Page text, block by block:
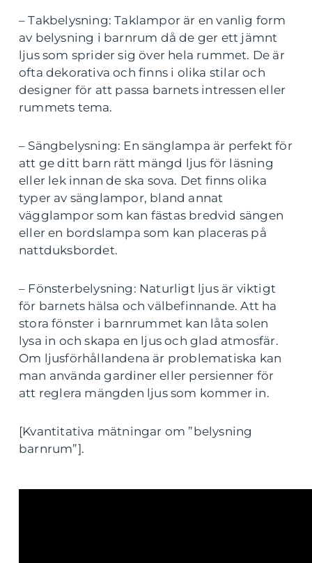
– Takbelysning: Taklampor är en vanlig form
av belysning i barnrum då de ger ett jämnt
ljus som sprider sig över hela rummet. De är
ofta dekorativa och finns i olika stilar och
designer för att passa barnets intressen eller
rummets tema.
– Sängbelysning: En sänglampa är perfekt för
att ge ditt barn rätt mängd ljus för läsning
eller lek innan de ska sova. Det finns olika
typer av sänglampor, bland annat
vägglampor som kan fästas bredvid sängen
eller en bordslampa som kan placeras på
nattduksbordet.
– Fönsterbelysning: Naturligt ljus är viktigt
för barnets hälsa och välbefinnande. Att ha
stora fönster i barnrummet kan låta solen
lysa in och skapa en ljus och glad atmosfär.
Om ljusförhållandena är problematiska kan
man använda gardiner eller persienner för
att reglera mängden ljus som kommer in.
[Kvantitativa mätningar om ”belysning
barnrum”].